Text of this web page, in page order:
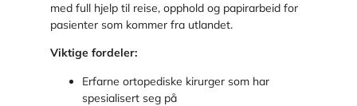
med full hjelp til reise, opphold og papirarbeid for
pasienter som kommer fra utlandet.
Viktige fordeler:
Erfarne ortopediske kirurger som har
spesialisert seg på